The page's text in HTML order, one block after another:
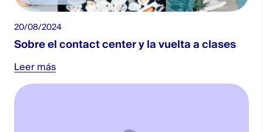
20/08/2024
Sobre el contact center y la vuelta a clases
Leer más